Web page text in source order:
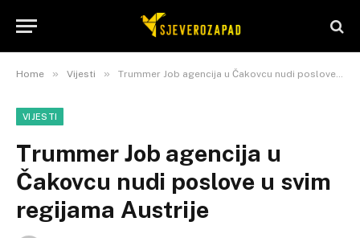
Home » Vijesti » Trummer Job agencija u Čakovcu nudi poslove u svim regijama Austrije
VIJESTI
Trummer Job agencija u
Čakovcu nudi poslove u svim
regijama Austrije